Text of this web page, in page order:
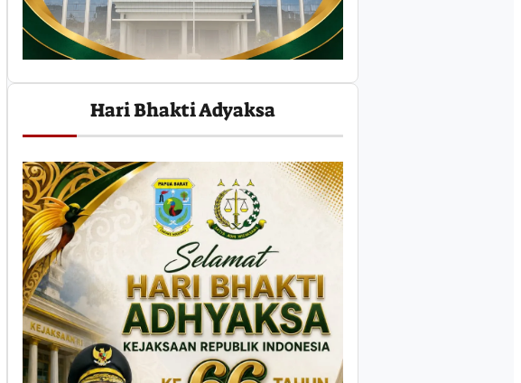
Hari Bhakti Adyaksa